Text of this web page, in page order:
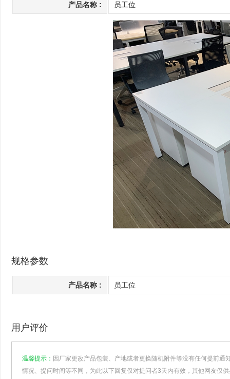
产品名称 : 员工位
规格参数
产品名称 : 员工位
用户评价
温馨提示： 因厂家更改产品包装、产地或者更换随机附件等没有任何提前通
情况、提问时间等不同，为此以下回复仅对提问者3天内有效，其他网友仅